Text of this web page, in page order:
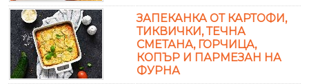
ЗАПЕКАНКА ОТ КАРТОФИ,
ТИКВИЧКИ, ТЕЧНА
СМЕТАНА, ГОРЧИЦА,
КОПЪР И ПАРМЕЗАН НА
ФУРНА